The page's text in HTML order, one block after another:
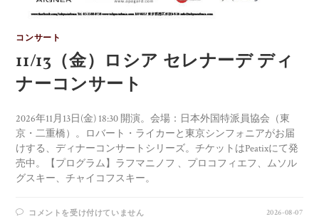
コンサート
11/13（金）ロシア セレナーデ ディ
ナーコンサート
2026年11月13日(金) 18:30 開演。会場：日本外国特派員協会（東
京・二重橋）。ロバート・ライカーと東京シンフォニアがお届
けする、ディナーコンサートシリーズ。チケットはPeatixにて発
売中。【プログラム】ラフマニノフ 、プロコフィエフ、ムソル
グスキー、チャイコフスキー。
コメントを受け付けていません 2026-08-07